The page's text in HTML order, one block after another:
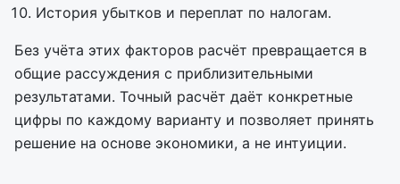
История убытков и переплат по налогам.
Без учёта этих факторов расчёт превращается в
общие рассуждения с приблизительными
результатами. Точный расчёт даёт конкретные
цифры по каждому варианту и позволяет принять
решение на основе экономики, а не интуиции.